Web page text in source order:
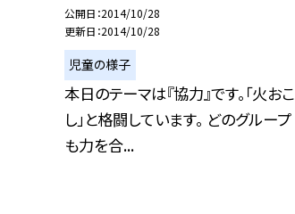
公開日 2014/10/28
更新日 2014/10/28
児童の様子
本日のテーマは『協力』です。「火おこ
し」と格闘しています。 どのグループ
も力を合...